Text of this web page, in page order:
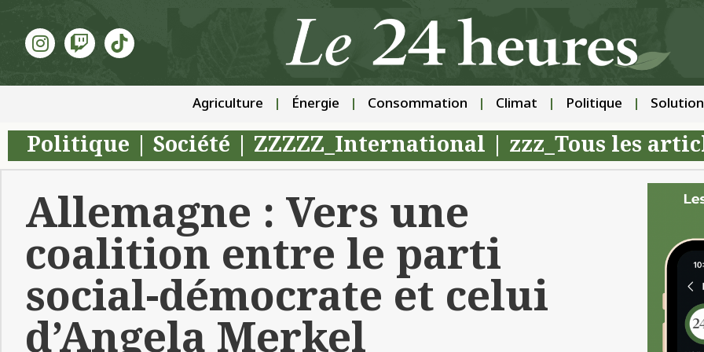
Agriculture Énergie Consommation Climat Politique Solution
Politique Société ZZZZZ_International zzz_Tous les
Allemagne : Vers une
coalition entre le parti
social-démocrate et celui
d’Angela Merkel